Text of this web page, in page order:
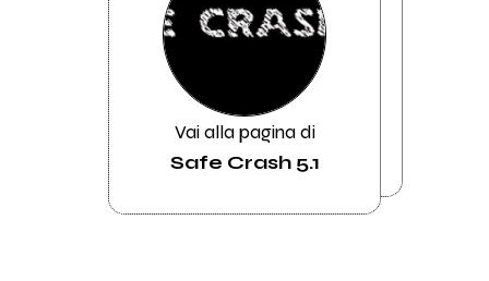
Vai alla pagina di
Safe Crash 5.1